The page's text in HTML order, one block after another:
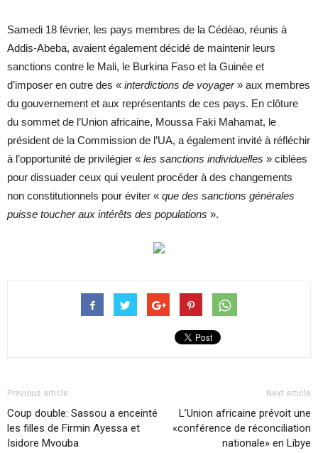
Samedi 18 février, les pays membres de la Cédéao, réunis à
Addis-Abeba, avaient également décidé de maintenir leurs
sanctions contre le Mali, le Burkina Faso et la Guinée et
d’imposer en outre des « interdictions de voyager» aux membres
du gouvernement et aux représentants de ces pays. En clôture
du sommet de l’Union africaine, Moussa Faki Mahamat, le
président de la Commission de l’UA, a également invité à réfléchir
à l’opportunité de privilégier « les sanctions individuelles » ciblées
pour dissuader ceux qui veulent procéder à des changements
non constitutionnels pour éviter « que des sanctions générales
puisse toucher aux intérêts des populations ».
Previous article
Coup double: Sassou a enceinté
les filles de Firmin Ayessa et
Isidore Mvouba
Next article
L’Union africaine prévoit une
«conférence de réconciliation
nationale» en Libye